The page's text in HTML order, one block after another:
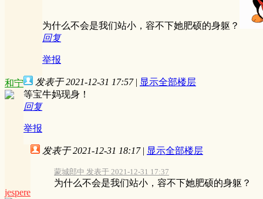
为什么不会是我们站小，容不下她肥硕的身躯？
回复
举报
和宁 发表于 2021-12-31 17:57 | 显示全部楼层
等宝牛妈现身！
回复
举报
jespere
发表于 2021-12-31 18:17 | 显示全部楼层
蒙城郎中 发表于 2021-12-31 17:37
为什么不会是我们站小，容不下她肥硕的身躯？